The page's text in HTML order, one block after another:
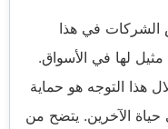
الشركات في هذا
لها في الأسواق.
هذا التوجه هو حماية
حياة الآخرين. يتضح من